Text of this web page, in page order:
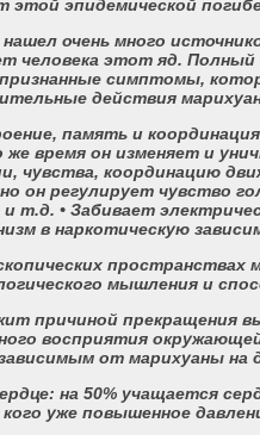
этой эпидемической
очень много
человека этот яд.
симптомы,
действия
память и
время он изменяет и
чувства, координацию
он регулирует чувство
и т.д. • Забивает
в наркотическую
пространствах
мышления и
причиной прекращения
восприятия
от марихуаны на
на 50% учащается
уже повышенное